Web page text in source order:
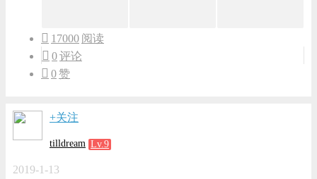
17000 阅读
0评论
0赞
+关注
tilldream Lv.9
2019-1-13